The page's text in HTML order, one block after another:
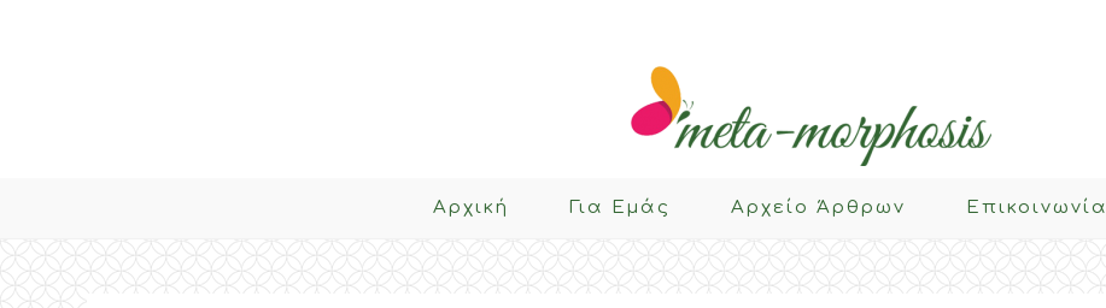
Αρχική Για Eμάς Αρχείο Άρθρων Επικοινωνία